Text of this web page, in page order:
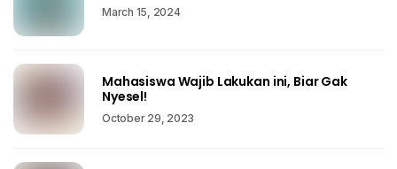
March 15, 2024
Mahasiswa Wajib Lakukan ini, Biar Gak
Nyesel!
October 29, 2023